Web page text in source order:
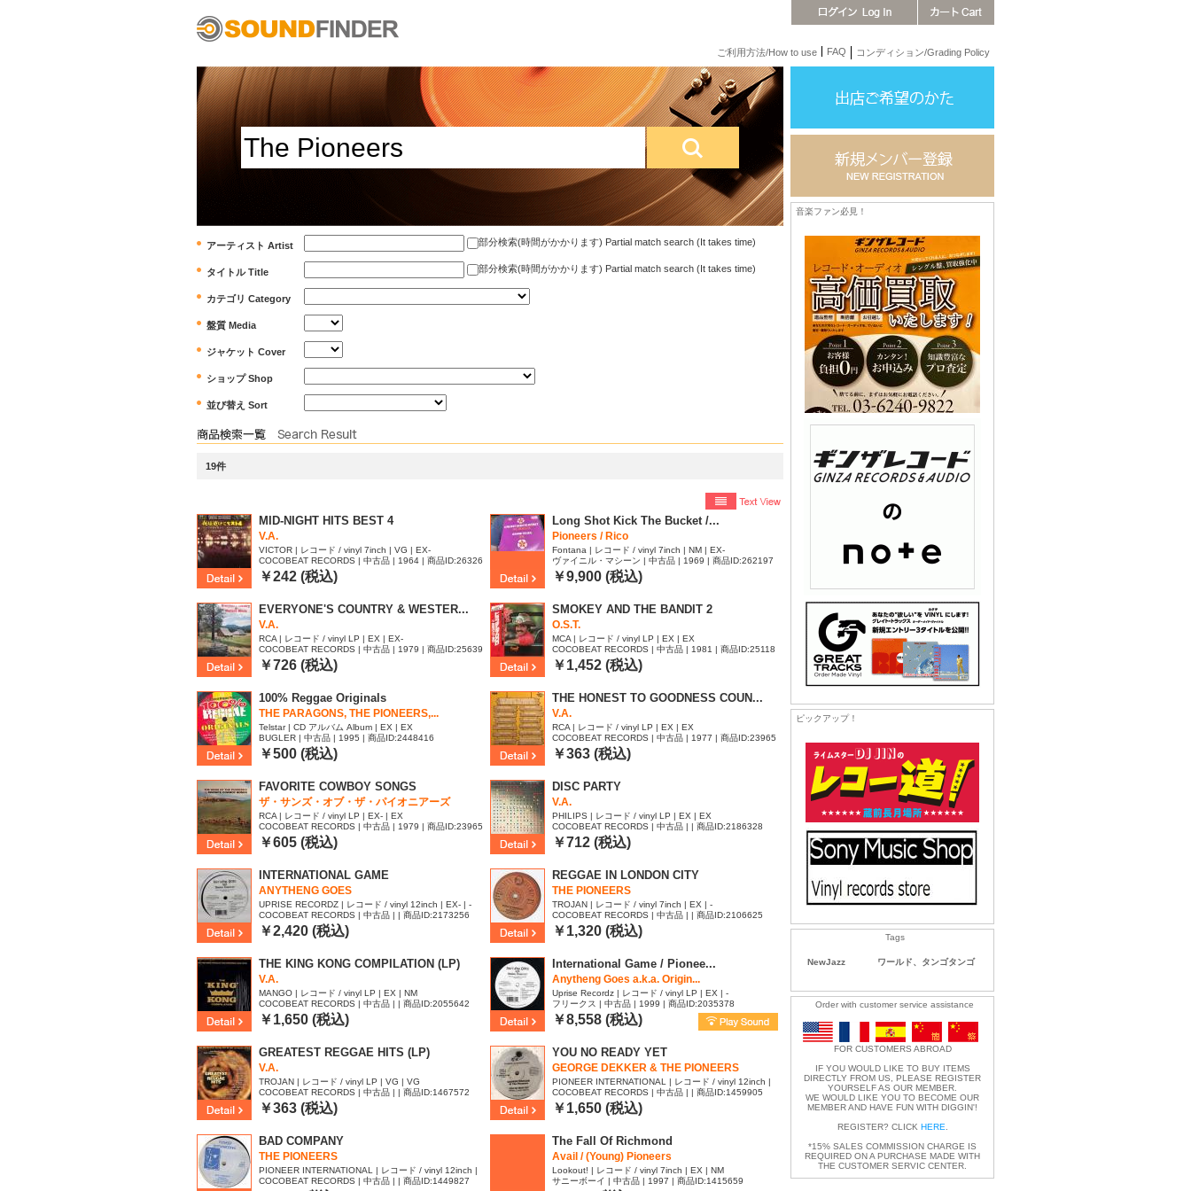
ご利用方法/How to use FAQ コンディション/Grading Policy
アーティスト Artist 部分検索(時間がかかります) Partial match search (It takes time)
タイトル Title 部分検索(時間がかかります) Partial match search (It takes time)
カテゴリ Category
盤質 Media
ジャケット Cover
ショップ Shop
並び替え Sort
19件
MID-NIGHT HITS BEST 4
V.A.
VICTOR | レコード / vinyl 7inch | VG | EX-
COCOBEAT RECORDS | 中古品 | 1964 | 商品ID:26326
79
￥242 (税込)
Long Shot Kick The Bucket /...
Pioneers / Rico
Fontana | レコード / vinyl 7inch | NM | EX-
ヴァイニル・マシーン | 中古品 | 1969 | 商品ID:262197
3￥9,900 (税込)
EVERYONE'S COUNTRY & WESTER...
V.A.
RCA | レコード / vinyl LP | EX | EX-
COCOBEAT RECORDS | 中古品 | 1979 | 商品ID:25639
53
￥726 (税込)
SMOKEY AND THE BANDIT 2
O.S.T.
MCA | レコード / vinyl LP | EX | EX
COCOBEAT RECORDS | 中古品 | 1981 | 商品ID:25118
64
￥1,452 (税込)
100% Reggae Originals
THE PARAGONS, THE PIONEERS,...
Telstar | CD アルバム Album | EX | EX
BUGLER | 中古品 | 1995 | 商品ID:2448416
￥500 (税込)
THE HONEST TO GOODNESS COUN...
V.A.
RCA | レコード / vinyl LP | EX | EX
COCOBEAT RECORDS | 中古品 | 1977 | 商品ID:23965
47
￥363 (税込)
FAVORITE COWBOY SONGS
ザ・サンズ・オブ・ザ・パイオニアーズ
RCA | レコード / vinyl LP | EX- | EX
COCOBEAT RECORDS | 中古品 | 1979 | 商品ID:23965
27
￥605 (税込)
DISC PARTY
V.A.
PHILIPS | レコード / vinyl LP | EX | EX
COCOBEAT RECORDS | 中古品 | | 商品ID:2186328
￥712 (税込)
INTERNATIONAL GAME
ANYTHENG GOES
UPRISE RECORDZ | レコード / vinyl 12inch | EX- | -
COCOBEAT RECORDS | 中古品 | | 商品ID:2173256
￥2,420 (税込)
REGGAE IN LONDON CITY
THE PIONEERS
TROJAN | レコード / vinyl 7inch | EX | -
COCOBEAT RECORDS | 中古品 | | 商品ID:2106625
￥1,320 (税込)
THE KING KONG COMPILATION (LP)
V.A.
MANGO | レコード / vinyl LP | EX | NM
COCOBEAT RECORDS | 中古品 | | 商品ID:2055642
￥1,650 (税込)
International Game / Pionee...
Anytheng Goes a.k.a. Origin...
Uprise Recordz | レコード / vinyl LP | EX | -
フリークス | 中古品 | 1999 | 商品ID:2035378
￥8,558 (税込)
GREATEST REGGAE HITS (LP)
V.A.
TROJAN | レコード / vinyl LP | VG | VG
COCOBEAT RECORDS | 中古品 | | 商品ID:1467572
￥363 (税込)
YOU NO READY YET
GEORGE DEKKER & THE PIONEERS
PIONEER INTERNATIONAL | レコード / vinyl 12inch |
EX | -
COCOBEAT RECORDS | 中古品 | | 商品ID:1459905
￥1,650 (税込)
BAD COMPANY
THE PIONEERS
PIONEER INTERNATIONAL | レコード / vinyl 12inch |
VG | -
COCOBEAT RECORDS | 中古品 | | 商品ID:1449827
The Fall Of Richmond
Avail / (Young) Pioneers
Lookout! | レコード / vinyl 7inch | EX | NM
サニーボーイ | 中古品 | 1997 | 商品ID:1415659
音楽ファン必見！
ピックアップ！
Tags
NewJazz ワールド、タンゴタンゴ
Order with customer service assistance
FOR CUSTOMERS ABROAD
IF YOU WOULD LIKE TO BUY ITEMS
DIRECTLY FROM US, PLEASE REGISTER
YOURSELF AS OUR MEMBER.
WE WOULD LIKE YOU TO BECOME OUR
MEMBER AND HAVE FUN WITH DIGGIN'!
REGISTER? CLICK HERE
*15% SALES COMMISSION CHARGE IS
REQUIRED ON A PURCHASE MADE WITH
THE CUSTOMER SERVIC CENTER.